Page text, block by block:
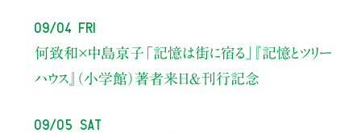
09/04 Fri
何致和×中島京子 「記憶は街に宿る」
『記憶とツリー
ハウス』（小学館）著者来日＆刊行記念
09/05 Sat